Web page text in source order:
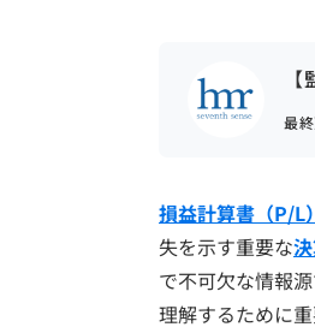
最
損益計算書（P/L）
失を示す重要な
で不可欠な情報
理解するために